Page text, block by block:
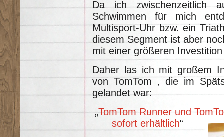
Da ich zwischenzeitlich
Schwimmen für mich
Multisport-Uhr bzw. ein
diesem Segment ist aber
mit einer größeren
Daher las ich mit großem
von TomTom , die im
gelandet war:
„TomTom Runner und
sofort erhältlich“